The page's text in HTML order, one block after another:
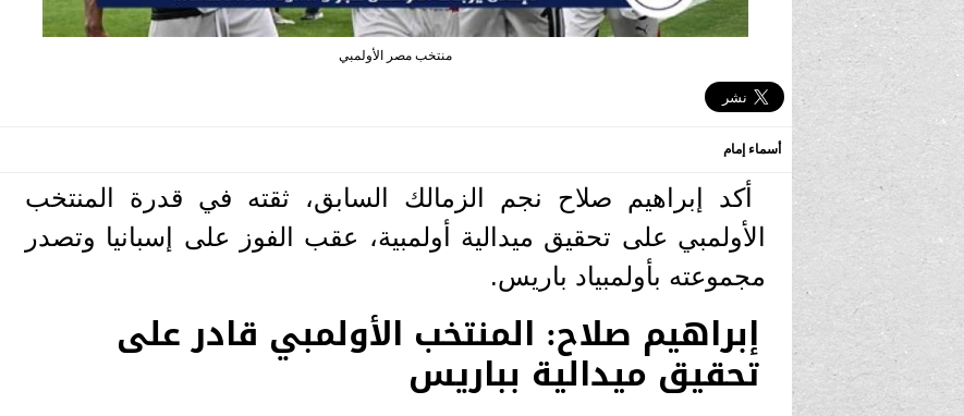
منتخب مصر الأولمبي
أسماء إمام
أكد إبراهيم صلاح نجم الزمالك السابق، ثقته في قدرة المنتخب
الأولمبي على تحقيق ميدالية أولمبية، عقب الفوز على إسبانيا وتصدر
مجموعته بأولمبياد باريس.
إبراهيم صلاح: المنتخب الأولمبي قادر على
تحقيق ميدالية بباريس